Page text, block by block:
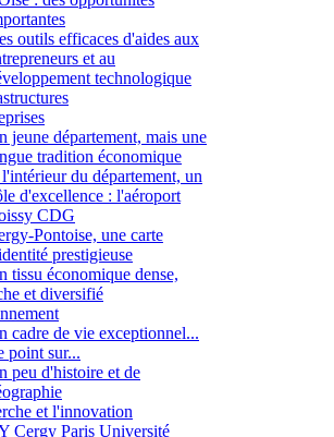
outils efficaces d'aides aux
et au
technologique
jeune département, mais une
tradition économique
du département, un
d'excellence : l'aéroport
CDG
Pontoise, une carte
prestigieuse
tissu économique dense,
et diversifié
cadre de vie exceptionnel...
point sur...
peu d'histoire et de
et l'innovation
Cergy Paris Université